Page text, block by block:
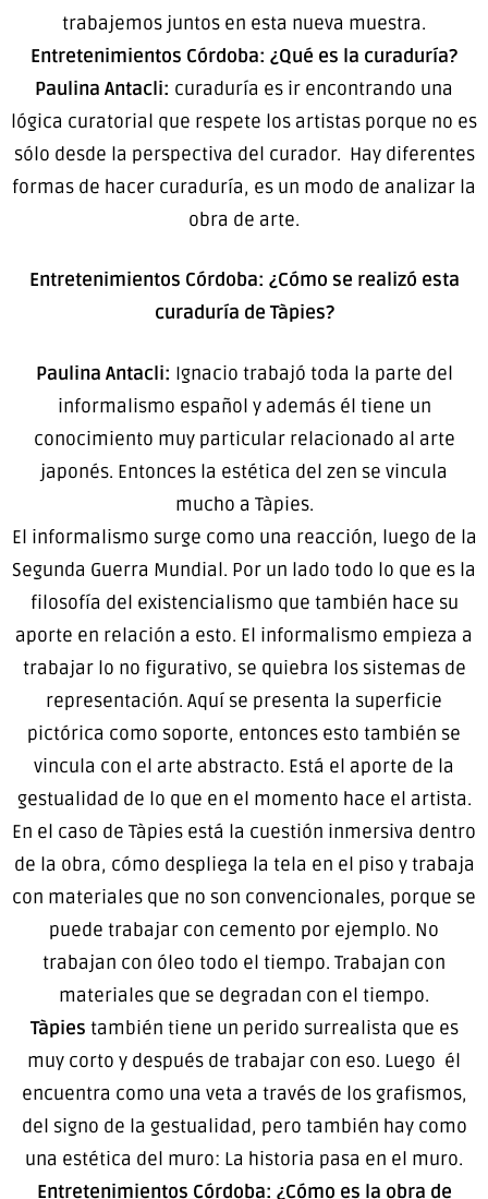
trabajemos juntos en esta nueva muestra.
Entretenimientos Córdoba: ¿Qué es la curaduría?
Paulina Antacli: curaduría es ir encontrando una
lógica curatorial que respete los artistas porque no es
sólo desde la perspectiva del curador. Hay diferentes
formas de hacer curaduría, es un modo de analizar la
obra de arte.
Entretenimientos Córdoba: ¿Cómo se realizó esta
curaduría de Tàpies?
Paulina Antacli: Ignacio trabajó toda la parte del
informalismo español y además él tiene un
conocimiento muy particular relacionado al arte
japonés. Entonces la estética del zen se vincula
mucho a Tàpies.
El informalismo surge como una reacción, luego de la
Segunda Guerra Mundial. Por un lado todo lo que es la
filosofía del existencialismo que también hace su
aporte en relación a esto. El informalismo empieza a
trabajar lo no figurativo, se quiebra los sistemas de
representación. Aquí se presenta la superficie
pictórica como soporte, entonces esto también se
vincula con el arte abstracto. Está el aporte de la
gestualidad de lo que en el momento hace el artista.
En el caso de Tàpies está la cuestión inmersiva dentro
de la obra, cómo despliega la tela en el piso y trabaja
con materiales que no son convencionales, porque se
puede trabajar con cemento por ejemplo. No
trabajan con óleo todo el tiempo. Trabajan con
materiales que se degradan con el tiempo.
Tàpies también tiene un perido surrealista que es
muy corto y después de trabajar con eso. Luego él
encuentra como una veta a través de los grafismos,
del signo de la gestualidad, pero también hay como
una estética del muro: La historia pasa en el muro.
Entretenimientos Córdoba: ¿Cómo es la obra de